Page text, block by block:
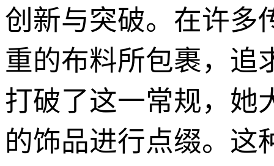
创新与突破。在许多
重的布料所包裹，追
打破了这一常规，她
的饰品进行点缀。这